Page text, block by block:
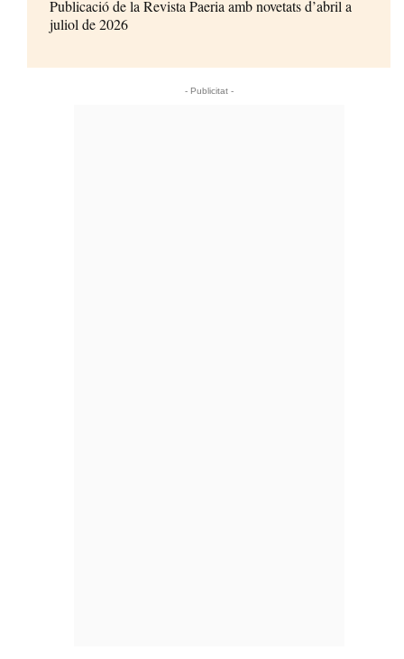
Publicació de la Revista Paeria amb novetats d’abril a
juliol de 2026
- Publicitat -